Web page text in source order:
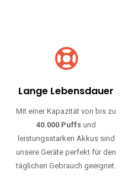
Lange Lebensdauer
Mit einer Kapazität von bis zu
40.000 Puffs und
leistungsstarken Akkus sind
unsere Geräte perfekt für den
täglichen Gebrauch geeignet.